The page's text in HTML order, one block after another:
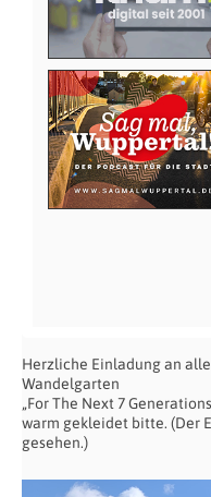
Herzliche Einladung an
Wandelgarten
„For The Next 7
warm gekleidet bitte. (Der
gesehen.)